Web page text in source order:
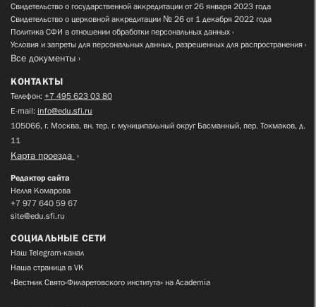
Свидетельство о государственной аккредитации от 26 января 2023 года
Свидетельство о церковной аккредитации № 26 от 1 декабря 2022 года
Политика СФИ в отношении обработки персональных данных
Условия и запреты для персональных данных, разрешенных для распространения
Все документы
КОНТАКТЫ
Телефон: +7 495 623 03 80
E-mail: info@edu.sfi.ru
105066, г. Москва, вн. тер. г. муниципальный округ Басманный, пер. Токмаков, д.
11
Карта проезда
Редактор сайта
Нелля Комарова
+7 977 640 59 67
site@edu.sfi.ru
СОЦИАЛЬНЫЕ СЕТИ
Наш Telegram-канал
Наша страница в VK
«Вестник Свято-Филаретовского института» на Academia